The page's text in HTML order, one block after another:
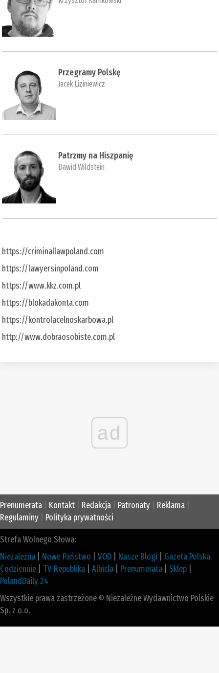
Przegramy Polskę
Jacek Liziniewicz
Patrzmy na Hiszpanię
Dawid Wildstein
https://criminallawpoland.com
https://lawyersinpoland.com
https://www.kkz.com.pl
https://blokadakonta.com
https://kontrolacelnoskarbowa.pl
http://www.dobraosobiste.com.pl
ad
Prenumerata Kontakt Redakcja Patronaty Reklama
Regulaminy
Polityka prywatności
Strefa Wolnego Słowa:
Niezależna
Nowe Państwo VOD Nasze Blogi
Gazeta Polska
Codziennie
TV Republika Albicla Prenumerata Sklep
PolandDaily 24
Wszystkie prawa zastrzeżone © Niezależne Wydawnictwo Polskie
Sp. z o.o.